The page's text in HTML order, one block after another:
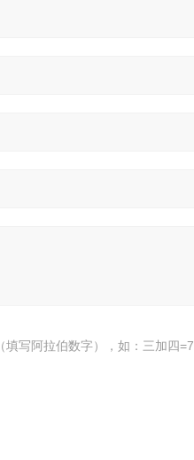
填写阿拉伯数字），如：三加四=7